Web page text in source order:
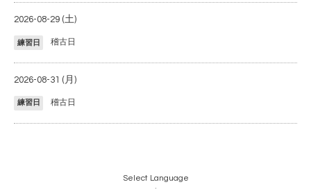
2026-08-29 (土)
練習日 稽古日
2026-08-31 (月)
練習日 稽古日
Select Language